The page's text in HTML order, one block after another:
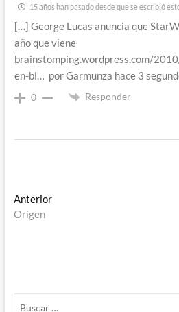
15 años han pasado desde que se escribió
[…] George Lucas anuncia que
año que viene
brainstomping.wordpress.com/
en-bl… por Garmunza hace 3
0 Responder
Navegación
de
AnteriorEntrada
Origen